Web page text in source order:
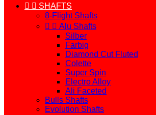
  SHAFTS
8-Flight Shafts
  Alu Shafts
Silber
Farbig
Diamond Cut Fluted
Colette
Super Spin
Electro Alloy
Ali Faceted
Bulls Shafts
Evolution Shafts